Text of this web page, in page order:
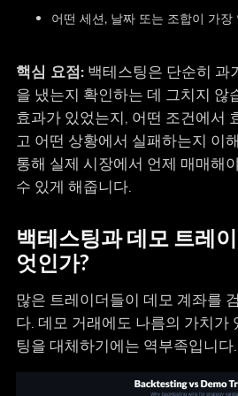
어떤 세션, 날짜 또는 조합이 가
핵심 요점:백테스팅은 단순히 과
을 냈는지 확인하는 데 그치지 않
효과가 있었는지, 어떤 조건에서
고 어떤 상황에서 실패하는지 이
통해 실제 시장에서 언제 매매해
수 있게 해줍니다.
백테스팅과 데모 트레
엇인가?
많은 트레이더들이 데모 계좌를
다. 데모 거래에도 나름의 가치가
팅을 대체하기에는 역부족입니다.